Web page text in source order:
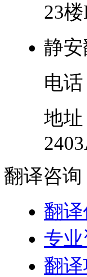
23
静安
电话
地址
翻译咨询
翻
专
翻译